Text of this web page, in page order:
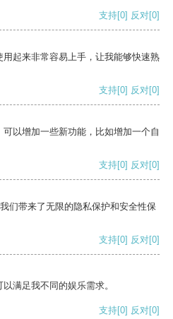
支持[0] 反对[0]
起来非常容易上手，让我能够快速熟
支持[0] 反对[0]
以增加一些新功能，比如增加一个自
支持[0] 反对[0]
们带来了无限的隐私保护和安全性保
支持[0] 反对[0]
满足我不同的娱乐需求。
支持[0] 反对[0]